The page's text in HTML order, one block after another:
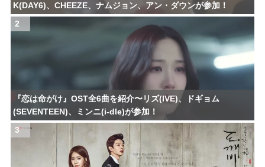
K(DAY6)、CHEEZE、ナムジョン、アン・ダウンが参加！
2
『恋は命がけ』OST全6曲を紹介〜リズ(IVE)、ドギョム
(SEVENTEEN)、ミンニ(i-dle)が参加！
3